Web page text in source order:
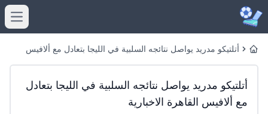
Homeأتلتيكو مدريد يواصل نتائجه السلبية في الليجا بتعادل مع ألافيس
أتلتيكو مدريد يواصل نتائجه السلبية في الليجا بتعادل
مع ألافيس القاهرة الاخبارية